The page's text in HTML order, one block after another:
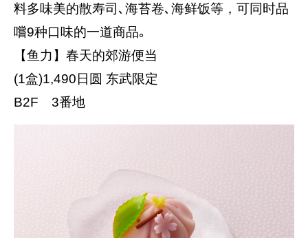
料多味美的散寿司､海苔卷､海鲜饭等，可同时品
嚐9种口味的一道商品｡
【鱼力】春天的郊游便当
(1盒)1,490日圆 东武限定
B2F 3番地